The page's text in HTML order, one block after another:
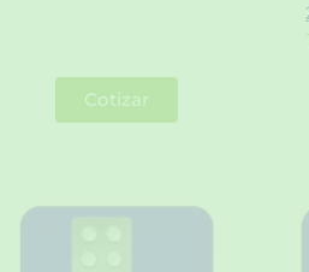
Cotizar